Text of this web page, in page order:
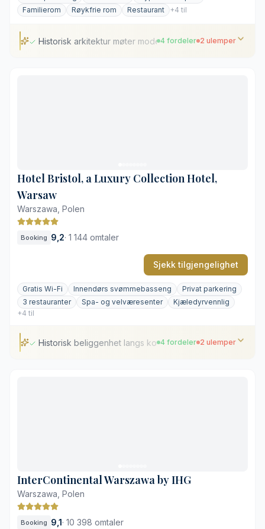
Familierom
Røykfrie rom Restaurant +4 til
Historisk arkitektur møter moderne design
4 fordeler 2 ulemper
Hotel Bristol, a Luxury Collection Hotel,
Warsaw
Warszawa, Polen
Booking 9,2· 1 144 omtaler
Sjekk tilgjengelighet
Gratis Wi-Fi Innendørs svømmebasseng
Privat parkering
3 restauranter
Spa- og velværesenter
Kjæledyrvennlig
+4 til
Historisk beliggenhet langs kongeveien
4 fordeler 2 ulemper
InterContinental Warszawa by IHG
Warszawa, Polen
Booking 9,1· 10 398 omtaler